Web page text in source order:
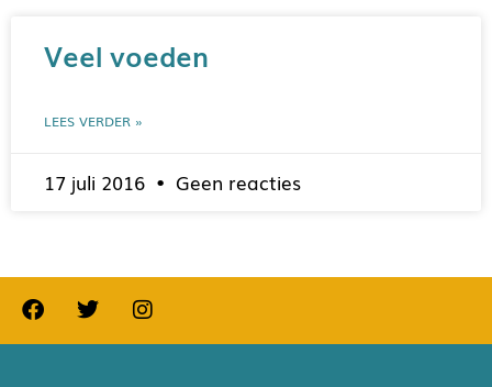
Veel voeden
LEES VERDER »
17 juli 2016 Geen reacties